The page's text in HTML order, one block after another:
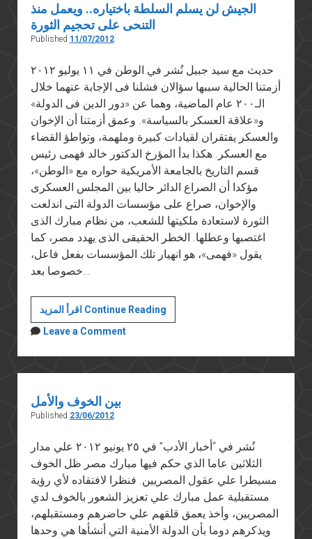
الحل
الجيش لن يسلم السلطة باختياره.. ويعمل منذ
التنحى على تحجيم الثورة
Published 11/07/2012
حديث مع سيد جبيل نُشر في الوطن في ١١ يوليو ٢٠١٢
أزمتنا الحالية سببها سؤالان فشلنا فى الإجابة عنهما خلال
الـ٢٠٠ عام الماضية، وهما عن «دور الدين فى الدولة»
و«علاقة العسكر بالسياسة». وعمق أزمتنا أن الإخوان
والعسكر يفتقران لقيادات كبيرة وملهمة، وتواطؤ القضاء
مع العسكر. هكذا بدأ المؤرخ الدكتور خالد فهمى رئيس
قسم التاريخ بالجامعة الأمريكية حواره مع «الوطن»،
مؤكدا أن الصراع الدائر حاليا بين المجلس العسكرى
والإخوان، صراع على مؤسسات الدولة التى اندلعت
الثورة لاستعادة ملكيتها للشعب، من نظام مبارك الذى
اغتصبها وعطلها. الخطر الحقيقى الذى يهدد مصر، كما
يقول «فهمى»، هو انهيار تلك المؤسسات بفعل فاعل،
خصوصا بعد…
اقرأ المزيد Continue Readingالجيش
لن
السلطة
باختياره..
على
تحجيم
الثورة
Leave a Comment
بين الخوف والأمل
Published 23/06/2012
نُشر في “أخبار الأدب” في ٢٥ يونيو ٢٠١٢ علي مدار
الثلاثين عاما الذي حكم فيها مبارك مصر ظل الخوف
مسيطرا علي عقول المصريين. فنظرا لافتقاده لأي رؤية
مستقبلية عمل مبارك علي تعزيز الشعور بالخوف لدي
المصريين، وأخذ يعمق قلقهم علي حاضرهم ومستقبلهم،
ويذكرهم دوما بأن الدولة الأمنية التي أنشأها هي وحدها